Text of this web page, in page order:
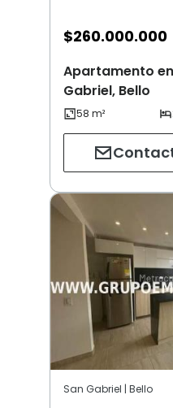
$260.000.000
Apartamento
Gabriel, Bello
San Gabriel | Bello